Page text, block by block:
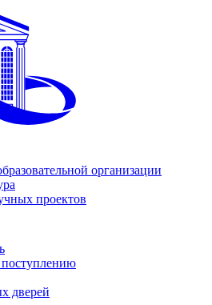
организации
проектов
дверей